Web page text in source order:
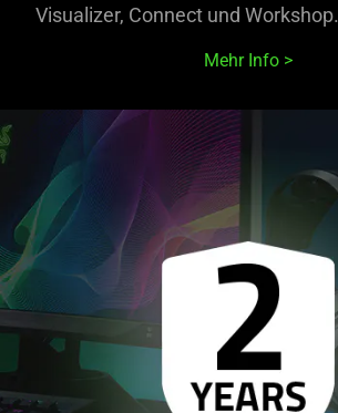
Visualizer, Connect und Workshop.
Mehr Info